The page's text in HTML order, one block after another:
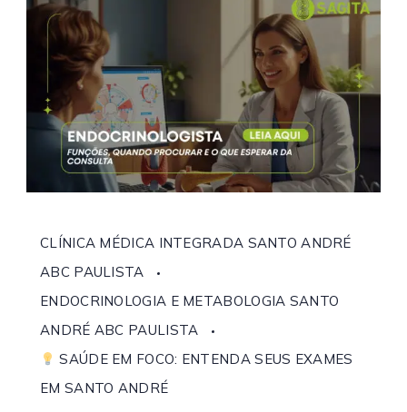
CLÍNICA MÉDICA INTEGRADA SANTO ANDRÉ
ABC PAULISTA
ENDOCRINOLOGIA E METABOLOGIA SANTO
ANDRÉ ABC PAULISTA
SAÚDE EM FOCO: ENTENDA SEUS EXAMES
EM SANTO ANDRÉ